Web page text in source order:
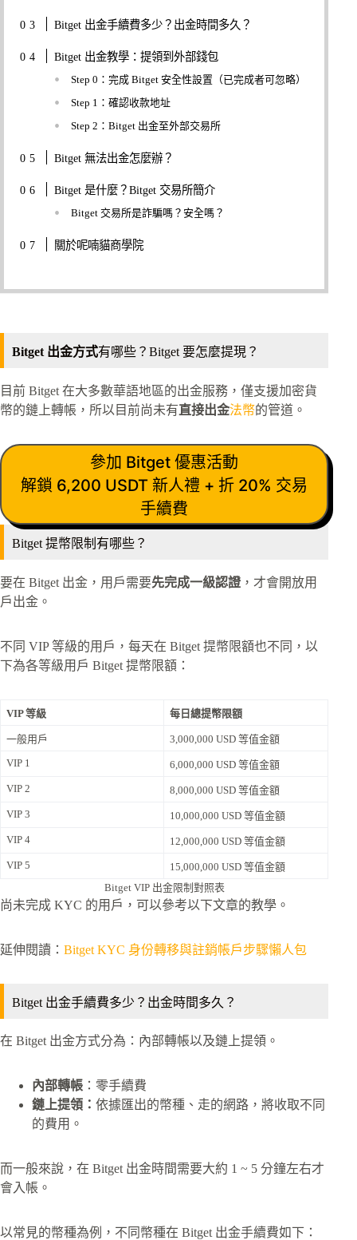
Bitget 出金手續費多少？出金時間多久？
Bitget 出金教學：提領到外部錢包
Step 0：完成 Bitget 安全性設置（已完成者可忽略）
Step 1：確認收款地址
Step 2：Bitget 出金至外部交易所
Bitget 無法出金怎麼辦？
Bitget 是什麼？Bitget 交易所簡介
Bitget 交易所是詐騙嗎？安全嗎？
關於呢喃貓商學院
Bitget 出金方式有哪些？Bitget 要怎麼提現？
目前 Bitget 在大多數華語地區的出金服務，僅支援加密貨
幣的鏈上轉帳，所以目前尚未有直接出金法幣的管道。
參加 Bitget 優惠活動
解鎖 6,200 USDT 新人禮 + 折 20% 交易
手續費
Bitget 提幣限制有哪些？
要在 Bitget 出金，用戶需要先完成一級認證 ，才會開放用
戶出金。
不同 VIP 等級的用戶，每天在 Bitget 提幣限額也不同，以
下為各等級用戶 Bitget 提幣限額：
VIP 等級 每日總提幣限額
一般用戶
3,000,000 USD 等值金額
VIP 1
6,000,000 USD 等值金額
VIP 2
8,000,000 USD 等值金額
VIP 3
10,000,000 USD 等值金額
VIP 4
12,000,000 USD 等值金額
VIP 5
15,000,000 USD 等值金額
Bitget VIP 出金限制對照表
尚未完成 KYC 的用戶，可以參考以下文章的教學。
延伸閱讀： Bitget KYC 身份轉移與註銷帳戶步驟懶人包
Bitget 出金手續費多少？出金時間多久？
在 Bitget 出金方式分為：內部轉帳以及鏈上提領。
內部轉帳 ：零手續費
鏈上提領： 依據匯出的幣種、走的網路，將收取不同
的費用。
而一般來說，在 Bitget 出金時間需要大約 1 ~ 5 分鐘左右才
會入帳。
以常見的幣種為例，不同幣種在 Bitget 出金手續費如下：